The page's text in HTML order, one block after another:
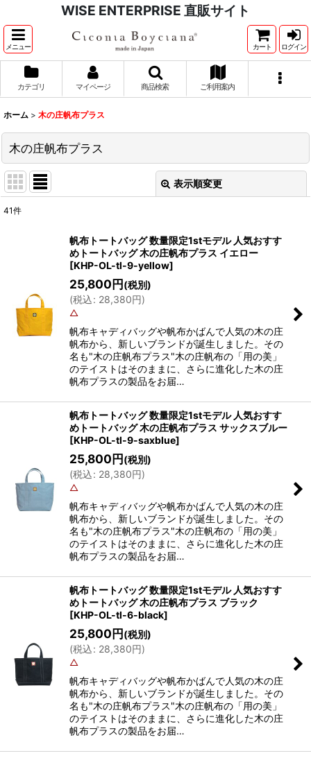
WISE ENTERPRISE 直販サイト
メニュー カート ログイン
カテゴリ マイページ 商品検索 ご利用案内
ホーム > 木の庄帆布プラス
木の庄帆布プラス
表示順変更
絞り込む
41件
帆布トートバッグ 数量限定1stモデル 人気おすす
めトートバッグ 木の庄帆布プラス イエロー
[KHP-OL-tl-9-yellow]
25,800円(税別)
(税込: 28,380円)
△
帆布キャディバッグや帆布かばんで人気の木の庄
帆布から、新しいブランドが誕生しました。その
名も"木の庄帆布プラス"木の庄帆布の「用の美」
のテイストはそのままに、さらに進化した木の庄
帆布プラスの製品をお届…
帆布トートバッグ 数量限定1stモデル 人気おすす
めトートバッグ 木の庄帆布プラス サックスブルー
[KHP-OL-tl-9-saxblue]
25,800円(税別)
(税込: 28,380円)
△
帆布キャディバッグや帆布かばんで人気の木の庄
帆布から、新しいブランドが誕生しました。その
名も"木の庄帆布プラス"木の庄帆布の「用の美」
のテイストはそのままに、さらに進化した木の庄
帆布プラスの製品をお届…
帆布トートバッグ 数量限定1stモデル 人気おすす
めトートバッグ 木の庄帆布プラス ブラック
[KHP-OL-tl-6-black]
25,800円(税別)
(税込: 28,380円)
△
帆布キャディバッグや帆布かばんで人気の木の庄
帆布から、新しいブランドが誕生しました。その
名も"木の庄帆布プラス"木の庄帆布の「用の美」
のテイストはそのままに、さらに進化した木の庄
帆布プラスの製品をお届…